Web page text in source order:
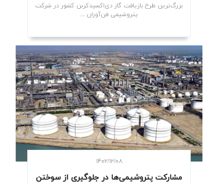
بزرگ‌ترین طرح بازیافت گاز دی‌اکسیدکربن کشور در شرکت
پتروشیمی فن‌آوران ...
۱۴۰۲/۱۲/۰۸
مشارکت پتروشیمی‌ها در جلوگیری از سوختن